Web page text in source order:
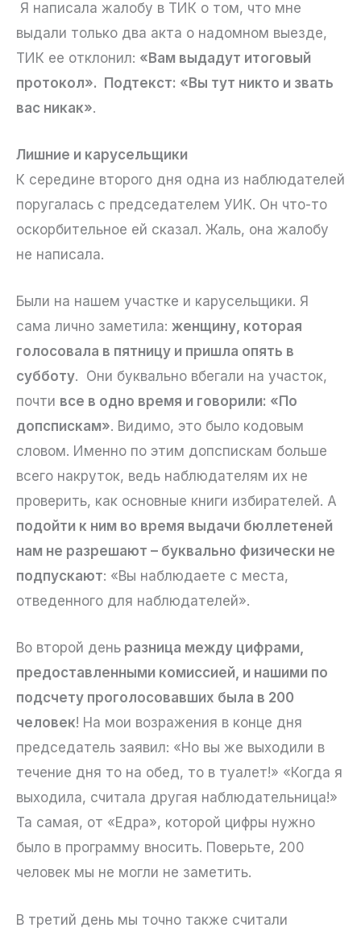
Я написала жалобу в ТИК о том, что мне
выдали только два акта о надомном выезде,
ТИК ее отклонил: «Вам выдадут итоговый
протокол». Подтекст: «Вы тут никто и звать
вас никак».
Лишние и карусельщики
К середине второго дня одна из наблюдателей
поругалась с председателем УИК. Он что-то
оскорбительное ей сказал. Жаль, она жалобу
не написала.
Были на нашем участке и карусельщики. Я
сама лично заметила: женщину, которая
голосовала в пятницу и пришла опять в
субботу. Они буквально вбегали на участок,
почти все в одно время и говорили: «По
допспискам». Видимо, это было кодовым
словом. Именно по этим допспискам больше
всего накруток, ведь наблюдателям их не
проверить, как основные книги избирателей. А
подойти к ним во время выдачи бюллетеней
нам не разрешают – буквально физически не
подпускают: «Вы наблюдаете с места,
отведенного для наблюдателей».
Во второй день разница между цифрами,
предоставленными комиссией, и нашими по
подсчету проголосовавших была в 200
человек! На мои возражения в конце дня
председатель заявил: «Но вы же выходили в
течение дня то на обед, то в туалет!» «Когда я
выходила, считала другая наблюдательница!»
Та самая, от «Едра», которой цифры нужно
было в программу вносить. Поверьте, 200
человек мы не могли не заметить.
В третий день мы точно также считали